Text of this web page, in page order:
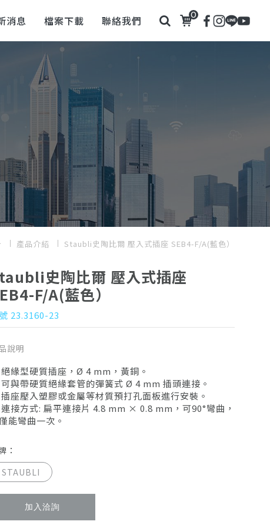
消息 檔案下載 聯絡我們 0
產品介紹 Staubli史陶比爾 壓入式插座 SEB4-F/A(藍色）
史陶比爾 壓入式插座
F/A(藍色）
23.3160-23
說明
緣型硬質插座，Ø 4 mm，黃銅。
與帶硬質絕緣套管的彈簧式 Ø 4 mm 插頭連接。
座壓入塑膠或金屬等材質預打孔面板進行安裝。
接方式: 扁平連接片 4.8 mm × 0.8 mm，可90°彎曲，
能彎曲一次。
：
STAUBLI
加入洽詢